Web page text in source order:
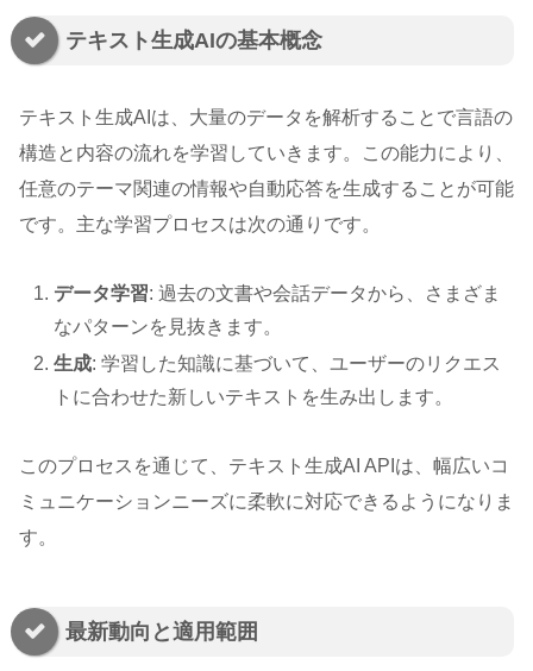
テキスト生成AIの基本概念
テキスト生成AIは、大量のデータを解析することで言語の
構造と内容の流れを学習していきます。この能力により、
任意のテーマ関連の情報や自動応答を生成することが可能
です。主な学習プロセスは次の通りです。
データ学習: 過去の文書や会話データから、さまざま
なパターンを見抜きます。
生成: 学習した知識に基づいて、ユーザーのリクエス
トに合わせた新しいテキストを生み出します。
このプロセスを通じて、テキスト生成AI APIは、幅広いコ
ミュニケーションニーズに柔軟に対応できるようになりま
す。
最新動向と適用範囲